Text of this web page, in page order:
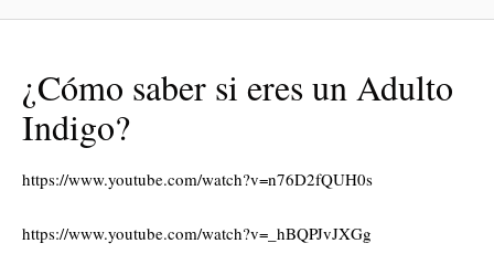
¿Cómo saber si eres un Adulto
Indigo?
https://www.youtube.com/watch?v=n76D2fQUH0s
https://www.youtube.com/watch?v=_hBQPJvJXGg